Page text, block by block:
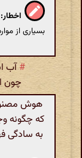
اخطار:
بسیاری از
#آب
چون
هوش
که چگونه
به سادگی